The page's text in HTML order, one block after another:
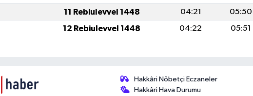
11 Rebiulevvel 1448 04:21 05:50
12 Rebiulevvel 1448 04:22 05:51
Hakkâri Nöbetçi Eczaneler
Hakkâri Hava Durumu